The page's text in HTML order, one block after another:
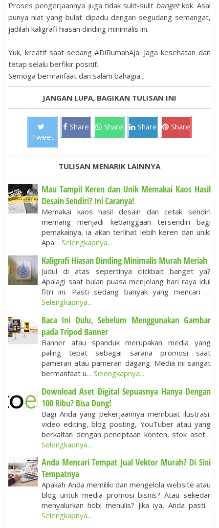
Proses pengerjaannya juga tidak sulit-sulit bangetkok. Asal
punya niat yang bulat dipadu dengan segudang semangat,
jadilah kaligrafi hiasan dinding minimalis ini.
Yuk, kreatif saat sedang #DiRumahAja. Jaga kesehatan dan
tetap selalu berfikir positif.
Semoga bermanfaat dan salam bahagia..
JANGAN LUPA, BAGIKAN TULISAN INI
Tweet
Share Share Share Share
TULISAN MENARIK LAINNYA
Mau Tampil Keren dan Unik Memakai Kaos Hasil
Desain Sendiri? Ini Caranya!
Memakai kaos hasil desain dan cetak sendiri
memang menjadi kebanggaan tersendiri bagi
pemakainya, ia akan terlihat lebih keren dan unik!
Apa… Selengkapnya...
Kaligrafi Hiasan Dinding Minimalis Murah Meriah
Judul di atas sepertinya clickbait banget ya?
Apalagi saat bulan puasa menjelang hari raya idul
fitri ini. Pasti sedang banyak yang mencari …
Selengkapnya...
Baca Ini Dulu, Sebelum Menggunakan Gambar
pada Tripod Banner
Banner atau spanduk merupakan media yang
paling tepat sebagai sarana promosi saat
pameran atau pameran dagang. Media ini sangat
bermanfaat u… Selengkapnya...
Download Aset Digital Sepuasnya Hanya Dengan
100 Ribu? Bisa Dong!
Bagi Anda yang pekerjaannya membuat ilustrasi.
video editing, blog posting, YouTuber atau yang
berkaitan dengan penciptaan konten, stok aset…
Selengkapnya...
Anda Mencari Tempat Jual Vektor Murah? Di Sini
Tempatnya
Apakah Anda memiliki dan mengelola website atau
blog untuk media promosi bisnis? Atau sekedar
menyalurkan hobi menulis? Jika iya, Anda pasti…
Selengkapnya...